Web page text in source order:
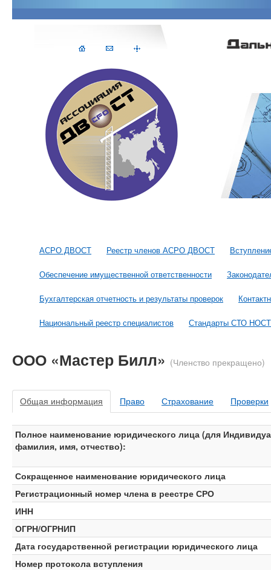
АСРО ДВОСТ Реестр членов АСРО ДВОСТ
Обеспечение имущественной ответственности
Бухгалтерская отчетность и результаты проверок
Национальный реестр специалистов Стандарты СТО
ООО «Мастер Билл» (Членство прекращено)
Общая информация Право Страхование Проверки
Полное наименование юридического лица (для
фамилия, имя, отчество):
Сокращенное наименование юридического лица
Регистрационный номер члена в реестре СРО
ИНН
ОГРН/ОГРНИП
Дата государственной регистрации юридического лица
Номер протокола вступления